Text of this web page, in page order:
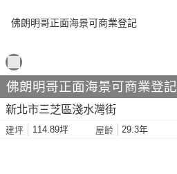
佛朗明哥正面海景可商業登記
新北市三芝區淺水灣街
建坪 114.89坪 屋齡 29.3年